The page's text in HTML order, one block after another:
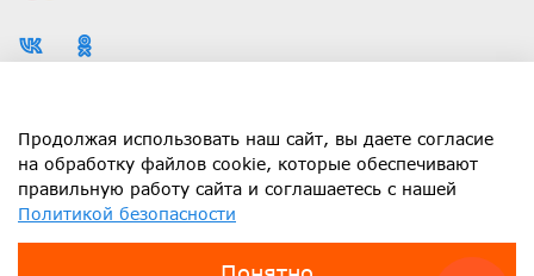
Каталог
Информация
Продолжая использовать наш сайт, вы даете согласие
на обработку файлов cookie, которые обеспечивают
правильную работу сайта и соглашаетесь с нашей
Политикой безопасности